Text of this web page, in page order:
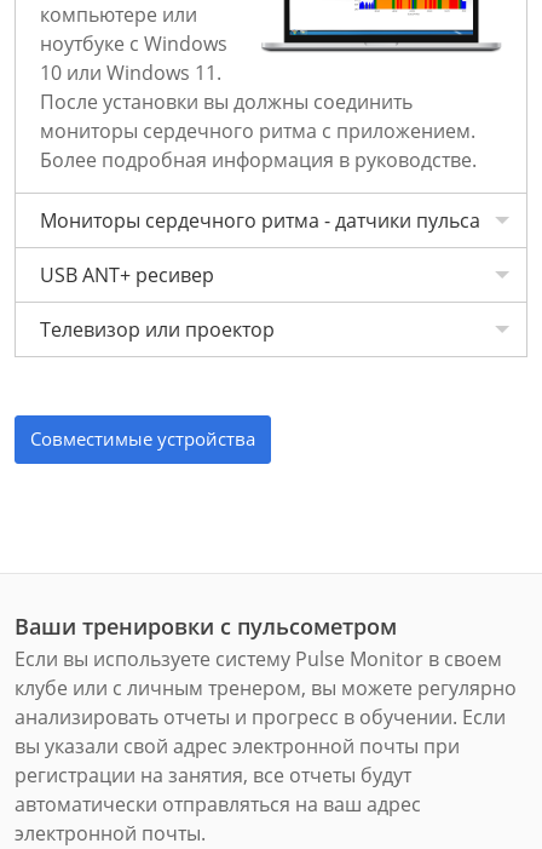
компьютере или
ноутбуке с Windows
10 или Windows 11.
После установки вы должны соединить
мониторы сердечного ритма с приложением.
Более подробная информация в руководстве.
Мониторы сердечного ритма - датчики пульса
USB ANT+ ресивер
Телевизор или проектор
Совместимые устройства
Ваши тренировки с пульсометром
Если вы используете систему Pulse Monitor в своем
клубе или с личным тренером, вы можете регулярно
анализировать отчеты и прогресс в обучении. Если
вы указали свой адрес электронной почты при
регистрации на занятия, все отчеты будут
автоматически отправляться на ваш адрес
электронной почты.